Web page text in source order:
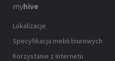
myhive
Lokalizacje
Specyfikacja mebli biurowych
Korzystanie z Internetu